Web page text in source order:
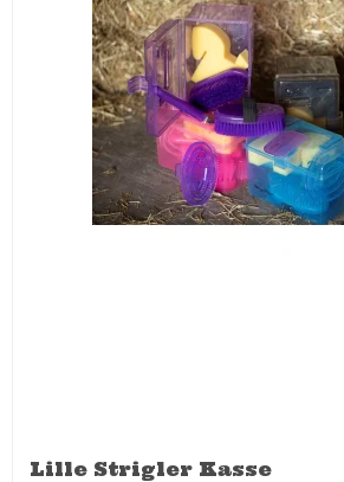
Lille Strigler Kasse